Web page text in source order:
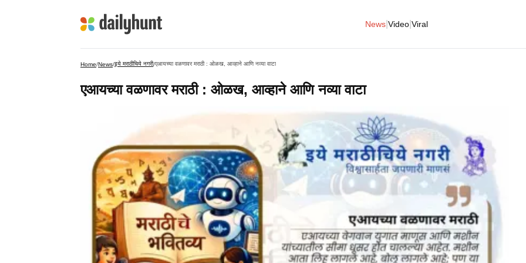
News Video Viral
Home/News/इये मराठीचिये नगरी/एआयच्या वळणावर मराठी : ओळख, आव्हाने आणि नव्या वाटा
एआयच्या वळणावर मराठी : ओळख, आव्हाने आणि नव्या वाटा